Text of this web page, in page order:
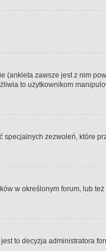
zawsze jest z nim
to użytkownikom
zezwoleń, które
w określonym forum, lub
to decyzja administratora